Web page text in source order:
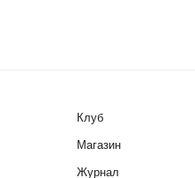
Клуб
Магазин
Журнал